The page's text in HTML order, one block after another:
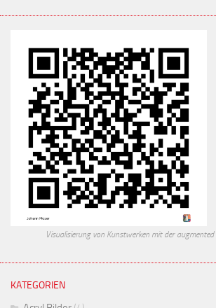
Visualisierung von Kunstwerken mit der
KATEGORIEN